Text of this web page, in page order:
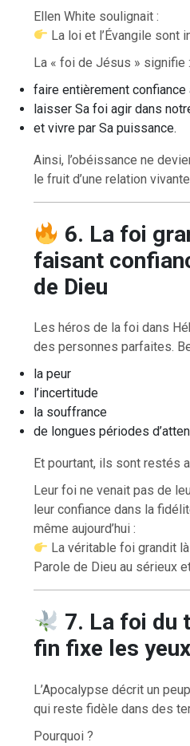
Ellen White soulignait :
La loi et l’Évangile sont
La « foi de Jésus » signifie :
faire entièrement confiance
laisser Sa foi agir dans
et vivre par Sa puissance.
Ainsi, l’obéissance ne
le fruit d’une relation
6. La foi
faisant
de Dieu
Les héros de la foi dans
des personnes parfaites.
la peur
l’incertitude
la souffrance
de longues périodes
Et pourtant, ils sont restés
Leur foi ne venait pas de
leur confiance dans la
même aujourd’hui :
La véritable foi grandit
Parole de Dieu au sérieux
7. La foi du
fin fixe les
L’Apocalypse décrit un
qui reste fidèle dans des
Pourquoi ?